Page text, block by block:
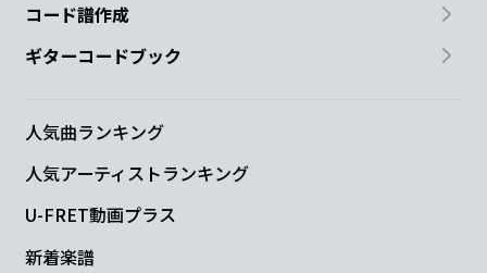
コード譜作成
ギターコードブック
人気曲ランキング
人気アーティストランキング
U-FRET動画プラス
新着楽譜